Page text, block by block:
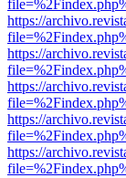
https://
https://
https://
https://
https://